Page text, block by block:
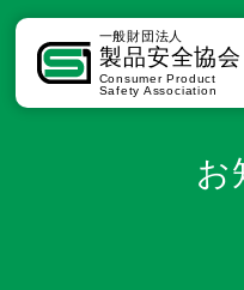
一般財団法人
製品安全協会
Consumer Product
Safety Association
お